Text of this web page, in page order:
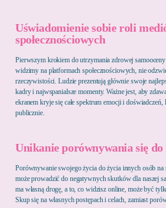
Uświadomienie sobie roli
społecznościowych
Pierwszym krokiem do utrzymania zdrowej
widzimy na platformach społecznościowych, nie
rzeczywistości. Ludzie prezentują głównie swoje
kadry i najwspanialsze momenty. Ważne jest, aby
ekranem kryje się całe spektrum emocji i
publicznie.
Unikanie porównywania się
Porównywanie swojego życia do życia innych osób na
może prowadzić do negatywnych skutków dla naszej
ma własną drogę, a to, co widzisz online, może być
Skup się na własnych postępach i celach, zamiast